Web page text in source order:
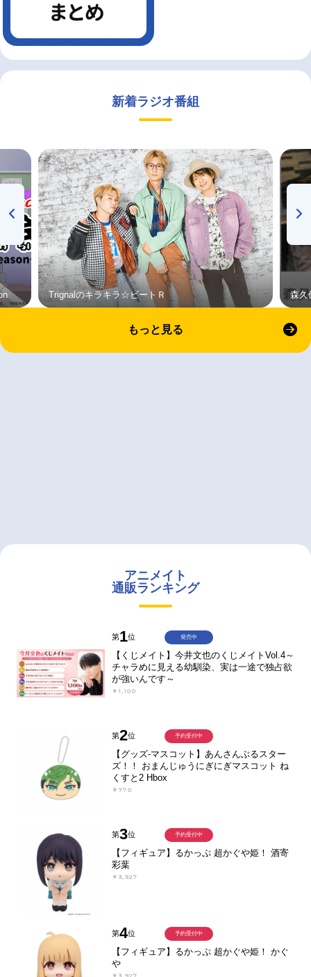
新着ラジオ番組
Trignalのキラキラ☆ビートＲ 森久
もっと見る
アニメイト
通販ランキング
第1位
【くじメイト】今井文也のくじメイトVol.4～
チャラめに見える幼馴染、実は一途で独占欲
が強いんです～
￥1,100
発売中
第2位
【グッズ-マスコット】あんさんぶるスター
ズ！！ おまんじゅうにぎにぎマスコット ね
くすと2 Hbox
￥770
予約受付中
第3位
【フィギュア】るかっぷ 超かぐや姫！ 酒寄
彩葉
￥3,927
予約受付中
第4位
【フィギュア】るかっぷ 超かぐや姫！ かぐ
や
予約受付中